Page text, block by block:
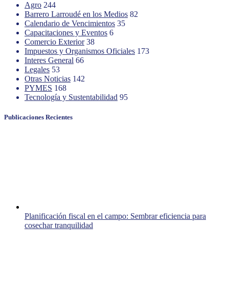
Agro 244
Barrero Larroudé en los Medios 82
Calendario de Vencimientos 35
Capacitaciones y Eventos 6
Comercio Exterior 38
Impuestos y Organismos Oficiales 173
Interes General 66
Legales 53
Otras Noticias 142
PYMES 168
Tecnología y Sustentabilidad 95
Publicaciones Recientes
Planificación fiscal en el campo: Sembrar eficiencia para
cosechar tranquilidad